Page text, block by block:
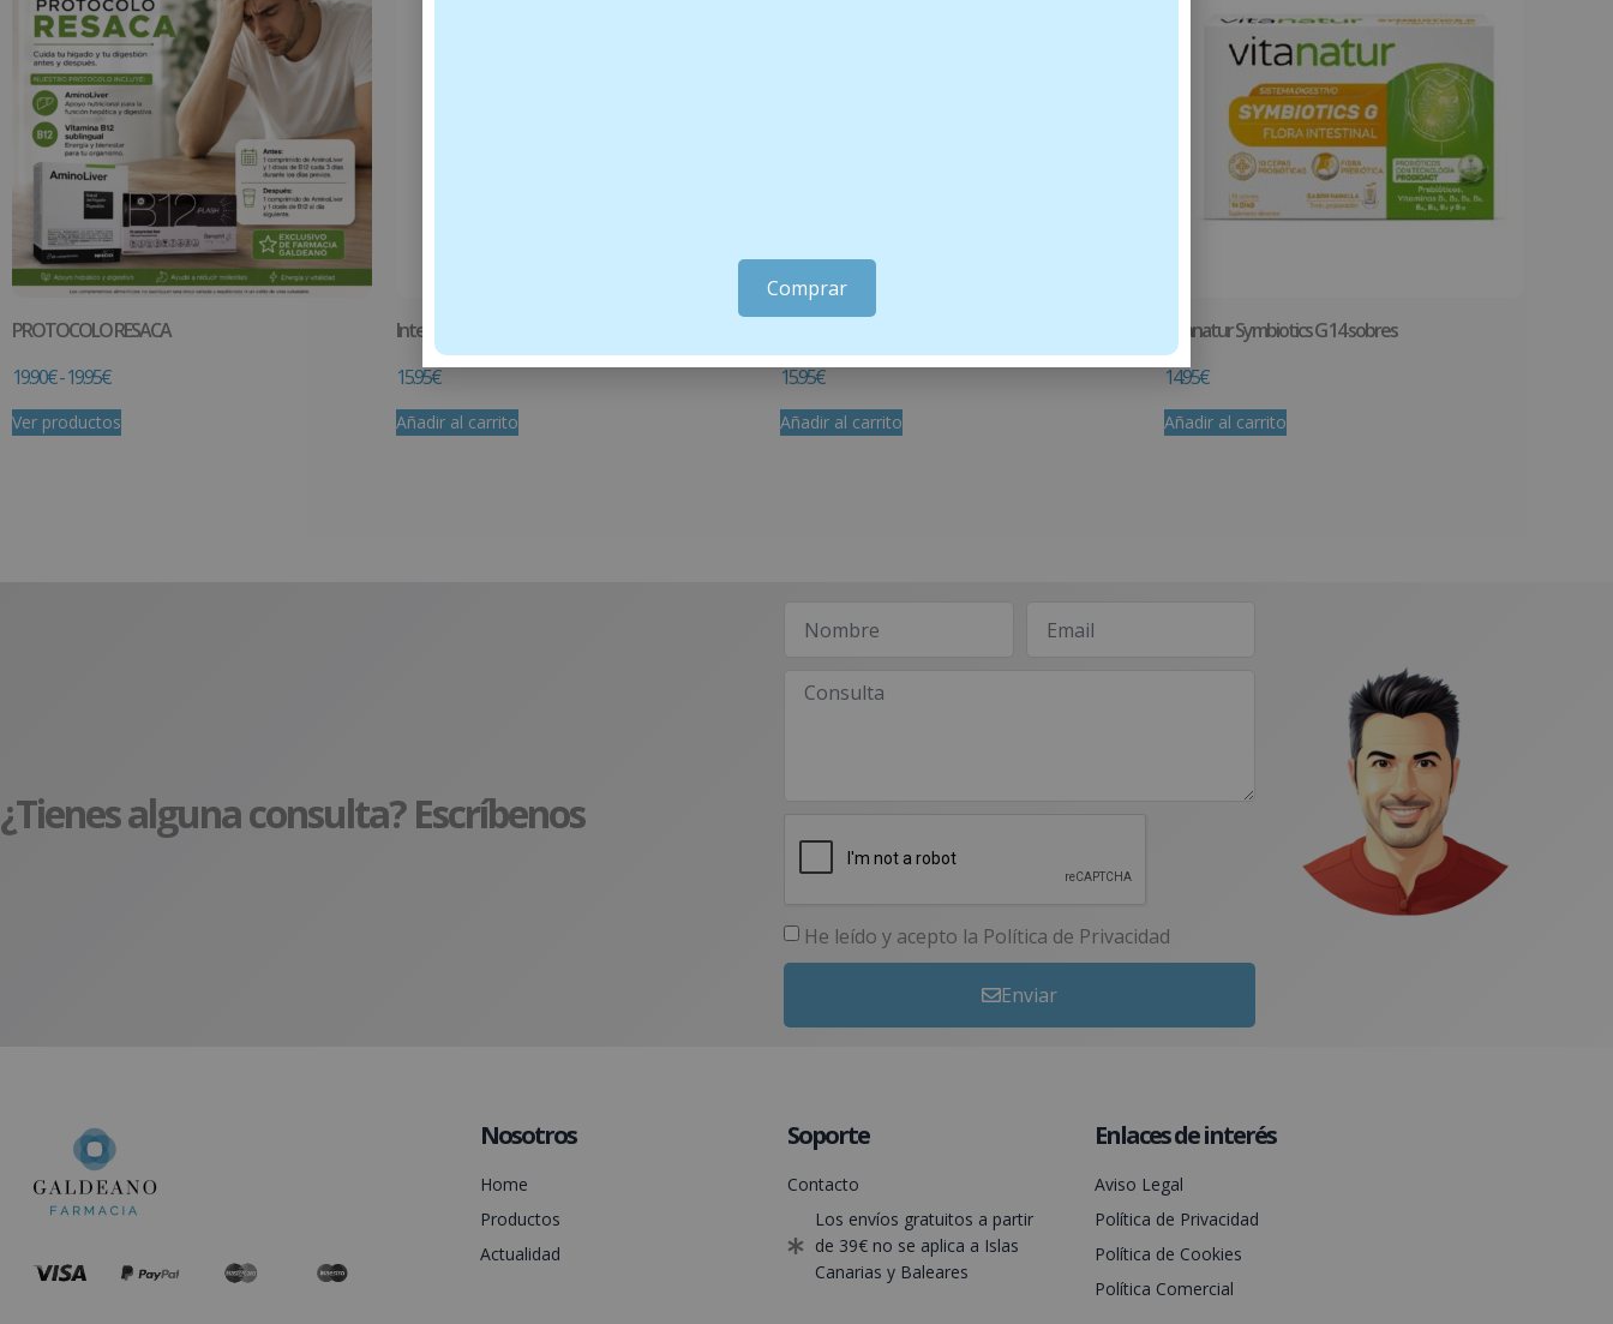
PROTOCOLO RESACA
19.90€-19.95€
Ver productos
IntestVita Enzymes 15 cápsulas
15.95€
Añadir al carrito
15.95€
Añadir al carrito
Vitanatur Symbiotics G 14 sobres
14.95€
Añadir al carrito
¿Tienes alguna consulta? Escríbenos
He leído y acepto la Política de Privacidad
Enviar
Nosotros
Home
Productos
Actualidad
Soporte
Contacto
Los envíos gratuitos a partir
de 39€ no se aplica a Islas
Canarias y Baleares
Enlaces de interés
Aviso Legal
Política de Privacidad
Política de Cookies
Política Comercial
Comprar